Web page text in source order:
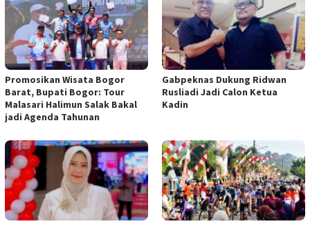
Promosikan Wisata Bogor
Barat, Bupati Bogor: Tour
Malasari Halimun Salak Bakal
jadi Agenda Tahunan
Gabpeknas Dukung Ridwan
Rusliadi Jadi Calon Ketua
Kadin